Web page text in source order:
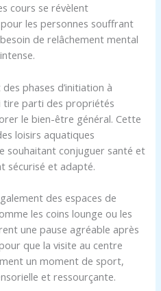
cours se révèlent
les personnes souffrant
de relâchement mental
phases d’initiation à
tire parti des propriétés
le bien-être général. Cette
loisirs aquatiques
souhaitant conjuguer santé et
sécurisé et adapté.
des espaces de
les coins lounge ou les
une pause agréable après
que la visite au centre
un moment de sport,
et ressourçante.